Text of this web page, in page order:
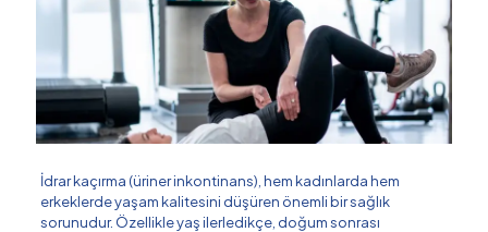
İdrar kaçırma (üriner inkontinans), hem kadınlarda hem
erkeklerde yaşam kalitesini düşüren önemli bir sağlık
sorunudur. Özellikle yaş ilerledikçe, doğum sonrası